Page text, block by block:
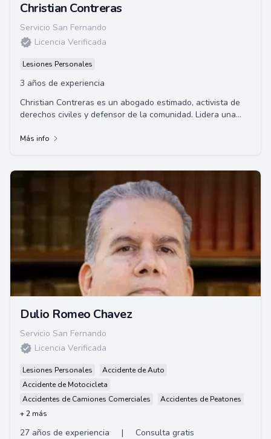
Christian Contreras
Servicio San Fernando
Licencia Verificada
Lesiones Personales
3 años de experiencia
Christian Contreras es un abogado estimado, activista de
derechos civiles y defensor de la comunidad. Lidera una
Más info
Dulio Romeo Chavez
Servicio San Fernando
Licencia Verificada
Lesiones Personales
Accidente de Auto
Accidente de Motocicleta
Accidentes de Camiones Comerciales
Accidentes de Peatones
+ 2 más
27 años de experiencia |
Consulta gratis